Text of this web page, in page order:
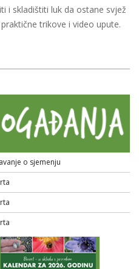
i skladištiti luk da ostane svjež
trikove i video upute.
o sjemenju